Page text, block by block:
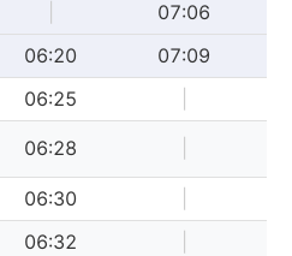
07:06
06:20 07:09
06:25
06:28
06:30
06:32